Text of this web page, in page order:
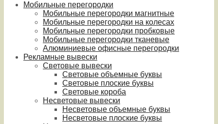
Мобильные перегородки
Мобильные перегородки магнитные
Мобильные перегородки на колесах
Мобильные перегородки пробковые
Мобильные перегородки тканевые
Алюминиевые офисные перегородки
Рекламные вывески
Световые вывески
Световые объемные буквы
Световые плоские буквы
Световые короба
Несветовые вывески
Несветовые объемные буквы
Несветовые плоские буквы